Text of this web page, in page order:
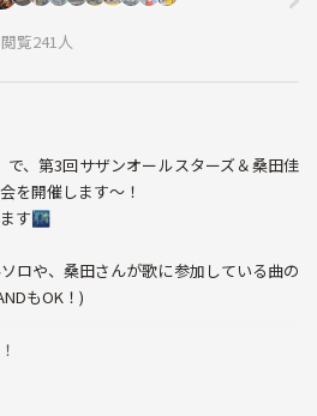
覧241人
、第3回サザンオールスターズ＆桑田佳
を開催します〜！
す🌃
ロや、桑田さんが歌に参加している曲の
もOK！)